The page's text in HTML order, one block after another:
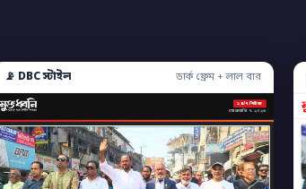
📡 DBC স্টাইল ডার্ক ফ্রেম + লাল বার
২৪/৭ নিউজ
ফেব্রুয়ারি ৭, ২০২৬